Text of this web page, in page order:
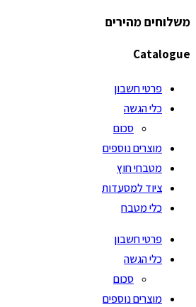
משלוחים מהירים
Catalogue
פרטי חשבון
כלי הגשה
סכום
מוצרים נוספים
מטבחי חוץ
ציוד למסעדות
כלי מטבח
פרטי חשבון
כלי הגשה
סכום
מוצרים נוספים